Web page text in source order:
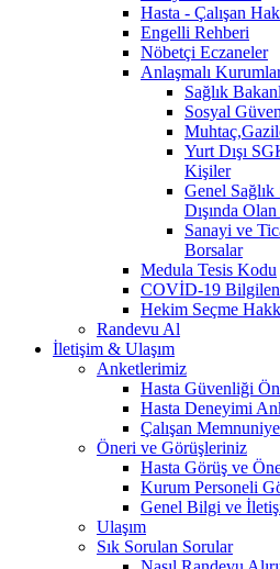
Hasta - Çalışan
Engelli Rehberi
Nöbetçi Eczaneler
Anlaşmalı
Sağlık
Sosyal
Yurt Dışı
Kişiler
Genel Sağlık
Dışında
Sanayi ve
Borsalar
Medula Tesis Kodu
COVİD-19
Hekim Seçme
Randevu Al
İletişim & Ulaşım
Anketlerimiz
Hasta Güvenliği
Hasta Deneyimi
Çalışan
Öneri ve Görüşleriniz
Hasta Görüş ve
Kurum Personeli
Genel Bilgi ve
Ulaşım
Sık Sorulan Sorular